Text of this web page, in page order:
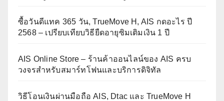
ซื้อวันดีแทค 365 วัน, TrueMove H, AIS กดอะไร ปี
2568 – เปรียบเทียบวิธียืดอายุซิมเติมเงิน 1 ปี
AIS Online Store – ร้านค้าออนไลน์ของ AIS ครบ
วงจรสำหรับสมาร์ทโฟนและบริการดิจิทัล
วิธีโอนเงินผ่านมือถือ AIS, Dtac และ TrueMove H